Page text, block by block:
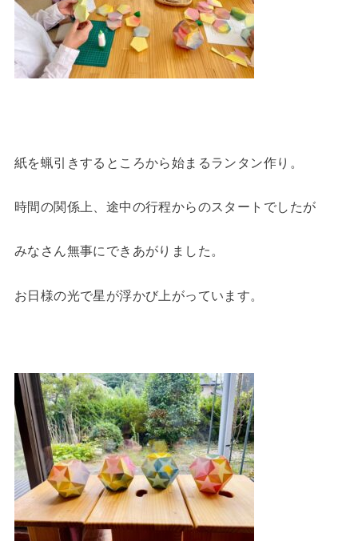
紙を蝋引きするところから始まるランタン作り。
時間の関係上、途中の行程からのスタートでしたが
みなさん無事にできあがりました。
お日様の光で星が浮かび上がっています。